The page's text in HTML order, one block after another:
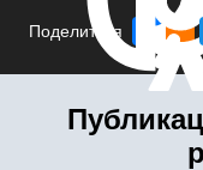
Поделиться